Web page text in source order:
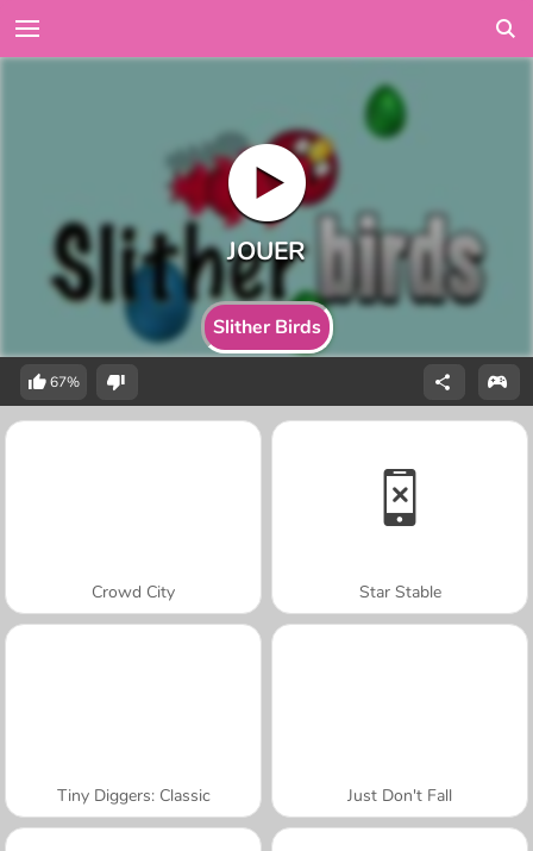
Slither Birds
67%
Crowd City Star Stable
Tiny Diggers: Classic Just Don't Fall